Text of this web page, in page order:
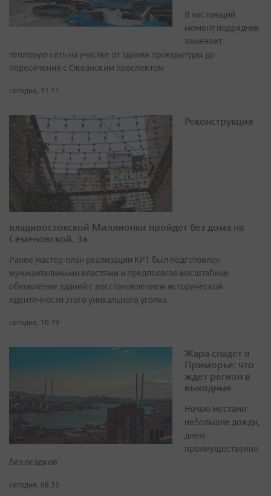
В настоящий
момент подрядчик
заменяет
тепловую сеть на участке от здания прокуратуры до
пересечения с Океанским проспектом
сегодня, 11:11
Реконструкция
владивостокской Миллионки пройдет без дома на
Семеновской, 3а
Ранее мастер-план реализации КРТ был подготовлен
муниципальными властями и предполагал масштабное
обновление зданий с восстановлением исторической
идентичности этого уникального уголка
сегодня, 10:19
Жара спадет в
Приморье: что
ждет регион в
выходные
Ночью местами
небольшие дожди,
днем -
преимущественно
без осадков
сегодня, 08:33